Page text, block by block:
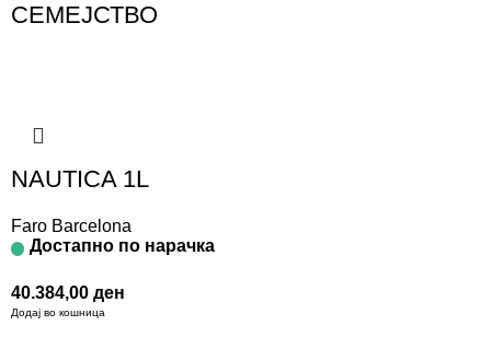
СЕМЕЈСТВО
NAUTICA 1L
Faro Barcelona
Достапно по нарачка
40.384,00 ден
Додај во кошница